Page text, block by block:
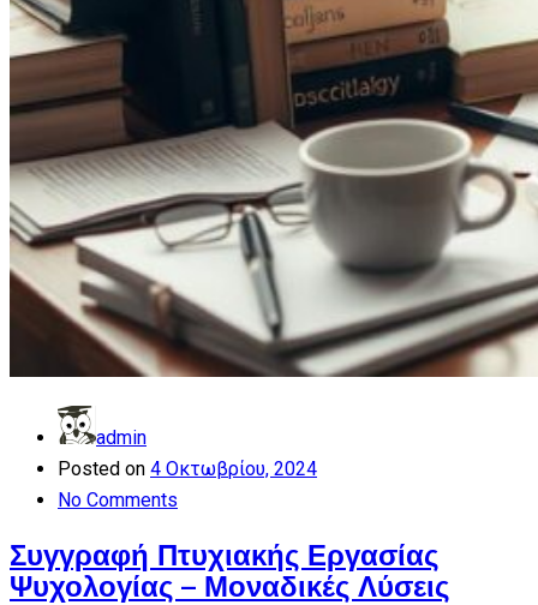
admin
Posted on 4 Οκτωβρίου, 2024
No Comments
Συγγραφή Πτυχιακής Εργασίας
Ψυχολογίας – Μοναδικές Λύσεις